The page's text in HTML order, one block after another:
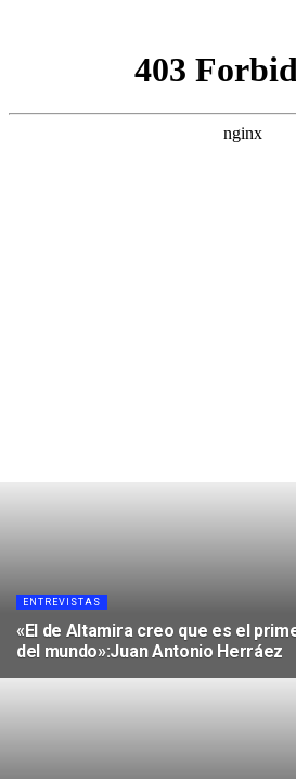
ENTREVISTAS
«El de Altamira creo que es el
del mundo»:Juan Antonio Herráez